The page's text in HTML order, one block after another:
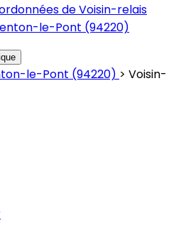
de Voisin-relais
le-Pont (94220)
le-Pont (94220) > Voisin-